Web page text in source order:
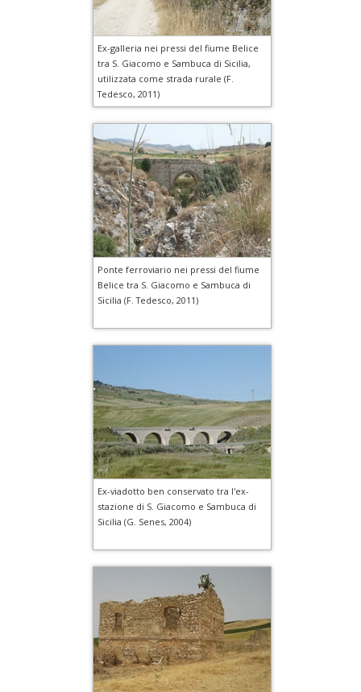
Ex-galleria nei pressi del fiume Belice
tra S. Giacomo e Sambuca di Sicilia,
utilizzata come strada rurale (F.
Tedesco, 2011)
Ponte ferroviario nei pressi del fiume
Belice tra S. Giacomo e Sambuca di
Sicilia (F. Tedesco, 2011)
Ex-viadotto ben conservato tra l'ex-
stazione di S. Giacomo e Sambuca di
Sicilia (G. Senes, 2004)